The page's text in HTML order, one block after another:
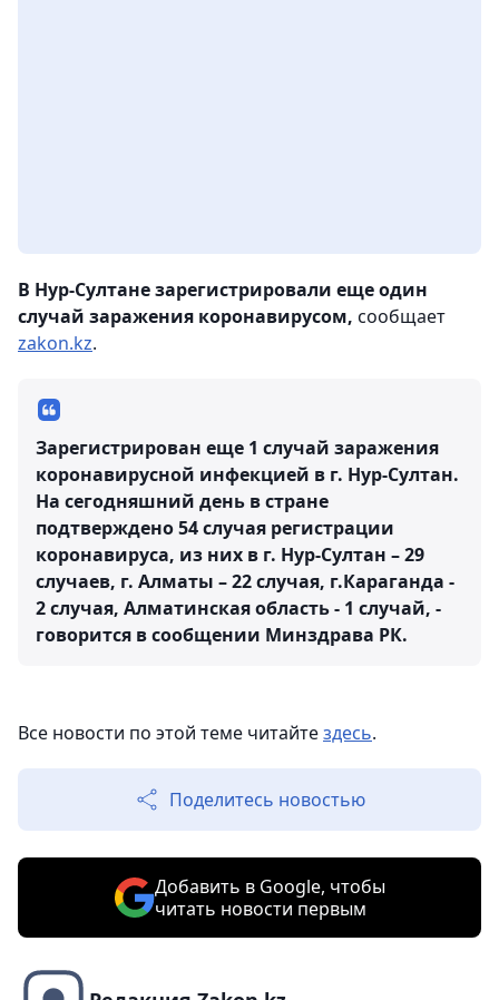
В Нур-Султане зарегистрировали еще один
случай заражения коронавирусом, сообщает
zakon.kz.
Зарегистрирован еще 1 случай заражения
коронавирусной инфекцией в г. Нур-Султан.
На сегодняшний день в стране
подтверждено 54 случая регистрации
коронавируса, из них в г. Нур-Султан – 29
случаев, г. Алматы – 22 случая, г.Караганда -
2 случая, Алматинская область - 1 случай, -
говорится в сообщении Минздрава РК.
Все новости по этой теме читайтездесь.
Поделитесь новостью
Добавить в Google, чтобы
читать новости первым